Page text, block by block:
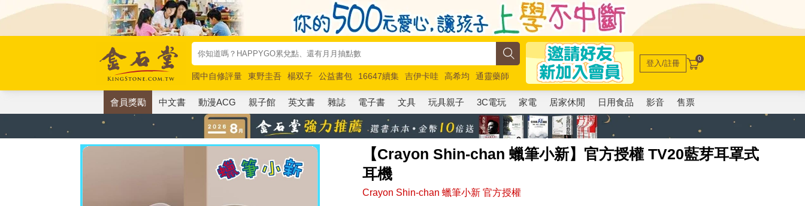
國中自修評量 東野圭吾 楊双子 公益書包 16647續集 吉伊卡哇 高希均
通靈藥師
唯紅花綻放
奧德賽 路邊攤新作 馬斯克 玩具總動員5 超慢跑
登入/註冊 0
會員獎勵 中文書 動漫ACG 親子館 英文書 雜誌 電子書 文具 玩具親子 3C電玩 家電 居家休閒 日用食品 影音 售票
【Crayon Shin-chan 蠟筆小新】官方授權 TV20藍芽耳罩式
耳機
Crayon Shin-chan 蠟筆小新 官方授權